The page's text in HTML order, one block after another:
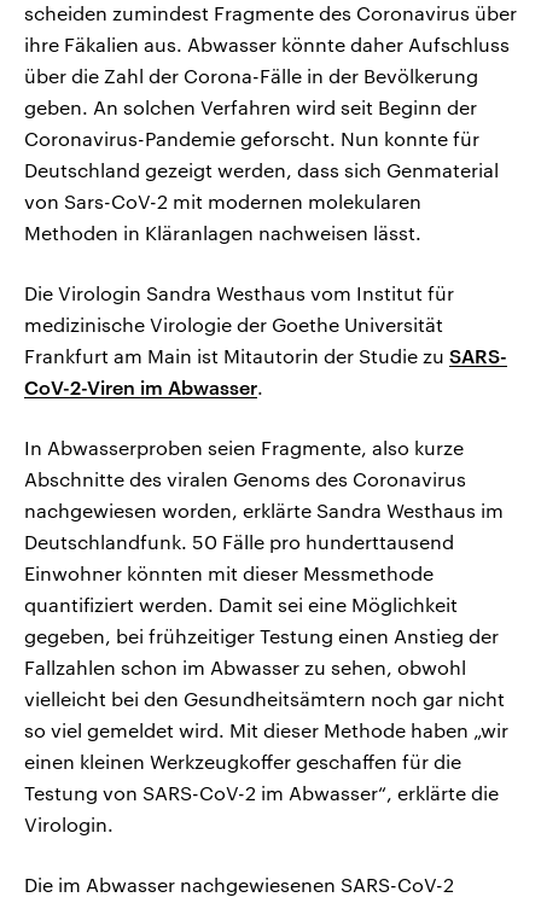
scheiden zumindest Fragmente des Coronavirus über
ihre Fäkalien aus. Abwasser könnte daher Aufschluss
über die Zahl der Corona-Fälle in der Bevölkerung
geben. An solchen Verfahren wird seit Beginn der
Coronavirus-Pandemie geforscht. Nun konnte für
Deutschland gezeigt werden, dass sich Genmaterial
von Sars-CoV-2 mit modernen molekularen
Methoden in Kläranlagen nachweisen lässt.
Die Virologin Sandra Westhaus vom Institut für
medizinische Virologie der Goethe Universität
Frankfurt am Main ist Mitautorin der Studie zu SARS-
CoV-2-Viren im Abwasser.
In Abwasserproben seien Fragmente, also kurze
Abschnitte des viralen Genoms des Coronavirus
nachgewiesen worden, erklärte Sandra Westhaus im
Deutschlandfunk. 50 Fälle pro hunderttausend
Einwohner könnten mit dieser Messmethode
quantifiziert werden. Damit sei eine Möglichkeit
gegeben, bei frühzeitiger Testung einen Anstieg der
Fallzahlen schon im Abwasser zu sehen, obwohl
vielleicht bei den Gesundheitsämtern noch gar nicht
so viel gemeldet wird. Mit dieser Methode haben „wir
einen kleinen Werkzeugkoffer geschaffen für die
Testung von SARS-CoV-2 im Abwasser“, erklärte die
Virologin.
Die im Abwasser nachgewiesenen SARS-CoV-2